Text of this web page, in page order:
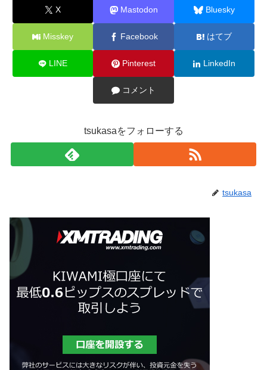
X Mastodon Bluesky
Misskey Facebook はてブ
LINE Pinterest LinkedIn
コメント
tsukasaをフォローする
tsukasa